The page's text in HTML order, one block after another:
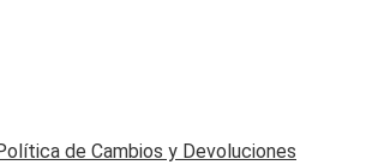
de Cambios y Devoluciones